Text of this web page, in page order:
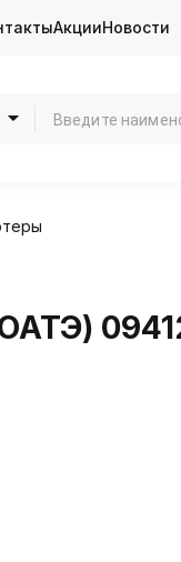
АкцииНовости